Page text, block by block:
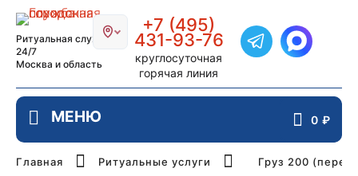
Ритуальная служба
24/7
Москва и область
+7 (495)
431-93-76
круглосуточная
горячая линия
Написать в
₽
0
Главная Ритуальные услуги Груз 200